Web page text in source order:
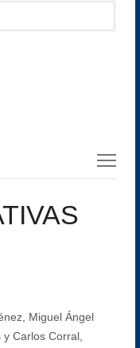
Miguel Ángel
Carlos Corral,